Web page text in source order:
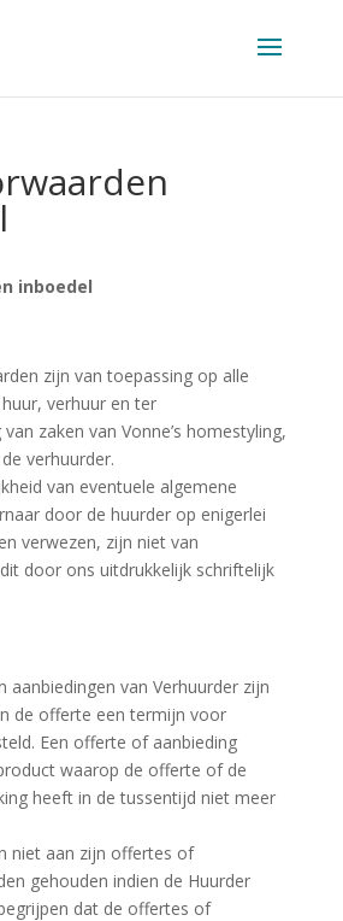
inboedel
zijn van toepassing op alle
verhuur en ter
zaken van Vonne’s homestyling,
verhuurder.
van eventuele algemene
door de huurder op enigerlei
verwezen, zijn niet van
door ons uitdrukkelijk schriftelijk
aanbiedingen van Verhuurder zijn
de offerte een termijn voor
Een offerte of aanbieding
waarop de offerte of de
heeft in de tussentijd niet meer
niet aan zijn offertes of
gehouden indien de Huurder
dat de offertes of